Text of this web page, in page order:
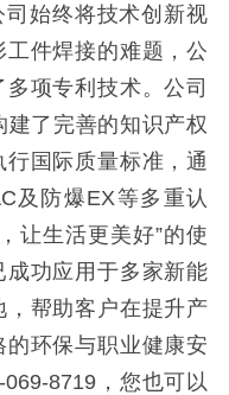
始终将技术创新视
件焊接的难题，公
项专利技术。公司
了完善的知识产权
国际质量标准，通
及防爆EX等多重认
让生活更美好”的使
功应用于多家新能
帮助客户在提升产
环保与职业健康安
8719，您也可以